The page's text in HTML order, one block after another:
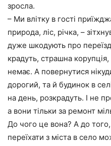
зросла.
– Ми влітку в гості
природа, ліс, річка, –
дуже шкодують про
крадуть, страшна
немає. А повернутися
дорогий, та й будинок в
на день, розкрадуть. І не
а вони тільки за ремонт
До чого це вона? А до
переїхати з міста в село